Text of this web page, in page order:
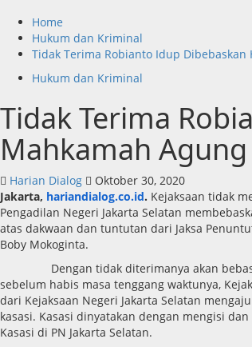
Home
Hukum dan Kriminal
Tidak Terima Robianto Idup Dibebaskan
Hukum dan Kriminal
Tidak Terima
Mahkamah Agung
Harian Dialog
Oktober 30, 2020
Jakarta, hariandialog.co.id. Kejaksaan tidak
Pengadilan Negeri Jakarta Selatan
atas dakwaan dan tuntutan dari Jaksa
Boby Mokoginta.
Dengan tidak diterimanya akan
sebelum habis masa tenggang waktunya,
dari Kejaksaan Negeri Jakarta Selatan
kasasi. Kasasi dinyatakan dengan mengisi
Kasasi di PN Jakarta Selatan.